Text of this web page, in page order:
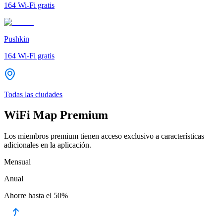
164 Wi-Fi gratis
Pushkin
164 Wi-Fi gratis
Todas las ciudades
WiFi Map Premium
Los miembros premium tienen acceso exclusivo a características
adicionales en la aplicación.
Mensual
Anual
Ahorre hasta el 50%